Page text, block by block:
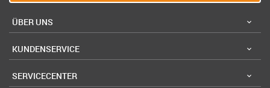
ÜBER UNS
KUNDENSERVICE
SERVICECENTER